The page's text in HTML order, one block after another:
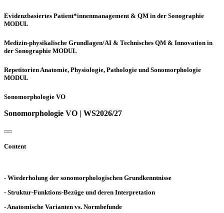
Evidenzbasiertes Patient*innenmanagement & QM in der Sonographie
MODUL
Medizin-physikalische Grundlagen/AI & Technisches QM & Innovation in
der Sonographie MODUL
Repetitorien Anatomie, Physiologie, Pathologie und Sonomorphologie
MODUL
Sonomorphologie VO
Sonomorphologie VO | WS2026/27
Content
- Wiederholung der sonomorphologischen Grundkenntnisse
- Struktur-Funktions-Bezüge und deren Interpretation
- Anatomische Varianten vs. Normbefunde